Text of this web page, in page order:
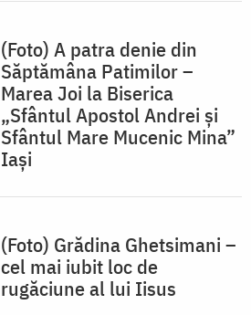
(Foto) A patra denie din
Săptămâna Patimilor –
Marea Joi la Biserica
„Sfântul Apostol Andrei și
Sfântul Mare Mucenic Mina”
Iași
(Foto) Grădina Ghetsimani –
cel mai iubit loc de
rugăciune al lui Iisus